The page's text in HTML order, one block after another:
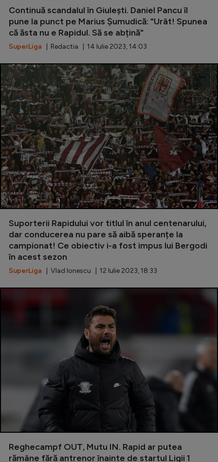
Continuă scandalul în Giulești. Daniel Pancu îl
pune la punct pe Marius Șumudică: "Urât! Spunea
că ăsta nu e Rapidul. Să se abțină"
SuperLiga | Redactia | 14 Iulie 2023, 14:03
Suporterii Rapidului vor titlul în anul centenarului,
dar conducerea nu pare să aibă speranțe la
campionat! Ce obiectiv i-a fost impus lui Bergodi
în acest sezon
SuperLiga | Vlad Ionescu | 12 Iulie 2023, 18:33
Reghecampf OUT, Mutu IN. Rapid ar putea
rămâne fără antrenor înainte de startul Ligii 1